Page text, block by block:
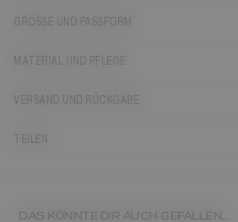
GRÖSSE UND PASSFORM
MATERIAL UND PFLEGE
VERSAND UND RÜCKGABE
TEILEN
DAS KÖNNTE DIR AUCH GEFALLEN...